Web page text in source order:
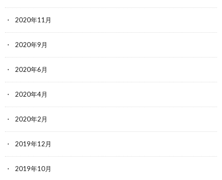
2020年11月
2020年9月
2020年6月
2020年4月
2020年2月
2019年12月
2019年10月